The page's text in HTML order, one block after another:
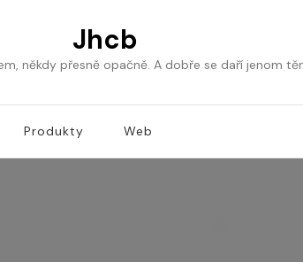
Jhcb
někdy přesně opačně. A dobře se daří jenom
Produkty Web